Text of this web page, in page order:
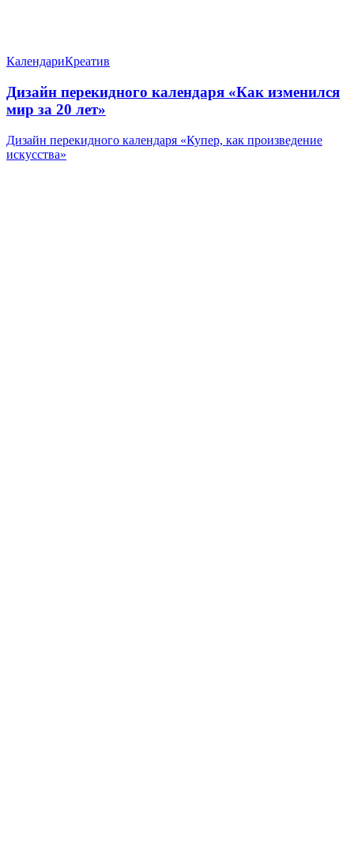
КалендариКреатив
Дизайн перекидного календаря «Как изменился
мир за 20 лет»
Дизайн перекидного календаря «Купер, как произведение
искусства»